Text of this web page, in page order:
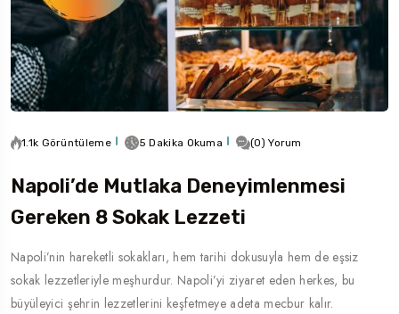
1.1k Görüntüleme 5 Dakika Okuma (0) Yorum
Napoli’de Mutlaka Deneyimlenmesi
Gereken 8 Sokak Lezzeti
Napoli’nin hareketli sokakları, hem tarihi dokusuyla hem de eşsiz
sokak lezzetleriyle meşhurdur. Napoli’yi ziyaret eden herkes, bu
büyüleyici şehrin lezzetlerini keşfetmeye adeta mecbur kalır.